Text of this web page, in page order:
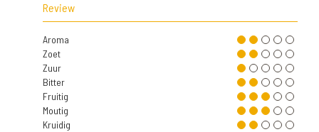
Review
Aroma
Zoet
Zuur
Bitter
Fruitig
Moutig
Kruidig